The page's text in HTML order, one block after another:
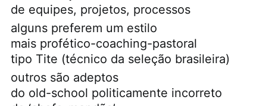
de equipes, projetos, processos
alguns preferem um estilo
mais profético-coaching-pastoral
tipo Tite (técnico da seleção brasileira)
outros são adeptos
do old-school politicamente incorreto